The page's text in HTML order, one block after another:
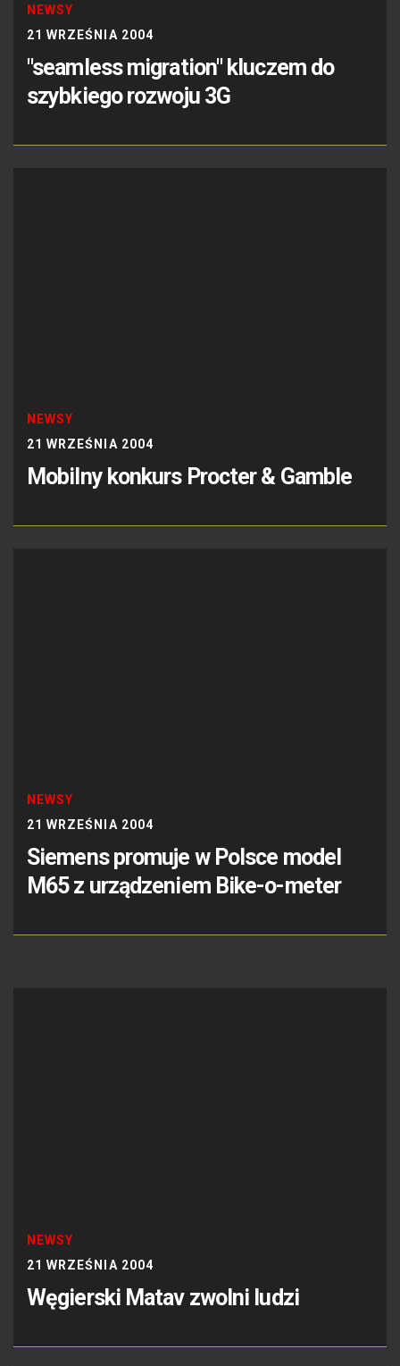
NEWSY
21 WRZEŚNIA 2004
"seamless migration" kluczem do
szybkiego rozwoju 3G
NEWSY
21 WRZEŚNIA 2004
Mobilny konkurs Procter & Gamble
NEWSY
21 WRZEŚNIA 2004
Siemens promuje w Polsce model
M65 z urządzeniem Bike-o-meter
NEWSY
21 WRZEŚNIA 2004
Węgierski Matav zwolni ludzi